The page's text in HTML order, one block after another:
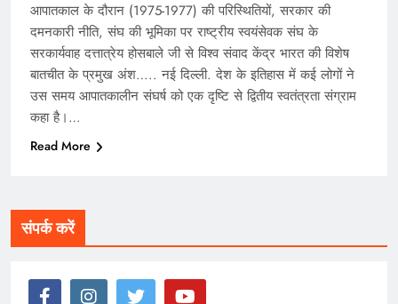
आपातकाल के दौरान (1975-1977) की परिस्थितियों, सरकार की
दमनकारी नीति, संघ की भूमिका पर राष्ट्रीय स्वयंसेवक संघ के
सरकार्यवाह दत्तात्रेय होसबाले जी से विश्व संवाद केंद्र भारत की विशेष
बातचीत के प्रमुख अंश….. नई दिल्ली. देश के इतिहास में कई लोगों ने
उस समय आपातकालीन संघर्ष को एक दृष्टि से द्वितीय स्वतंत्रता संग्राम
कहा है।…
Read More
संपर्क करें